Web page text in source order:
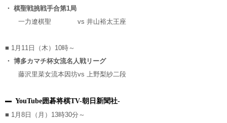
・ 棋聖戦挑戦手合第1局
一力遼棋聖
vs 井山裕太王座
■ 1月11日（木）10時～
・ 博多カマチ杯女流名人戦リーグ
藤沢里菜女流本因坊vs 上野梨紗二段
YouTube囲碁将棋TV-朝日新聞社-
■ 1月8日（月）13時30分～